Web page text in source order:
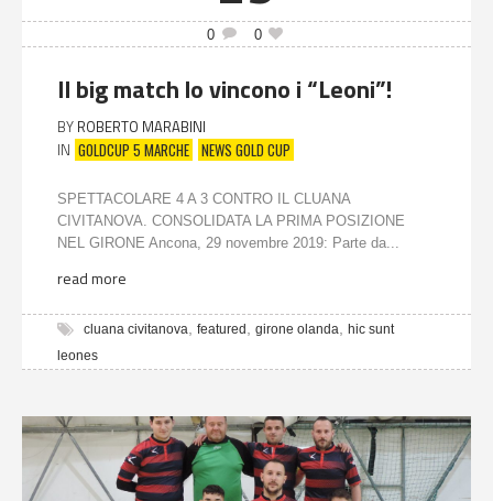
0 0
Il big match lo vincono i “Leoni”!
BY ROBERTO MARABINI
IN GOLDCUP 5 MARCHE NEWS GOLD CUP
SPETTACOLARE 4 A 3 CONTRO IL CLUANA
CIVITANOVA. CONSOLIDATA LA PRIMA POSIZIONE
NEL GIRONE Ancona, 29 novembre 2019: Parte da...
read more
cluana civitanova featured girone olanda
hic sunt
leones